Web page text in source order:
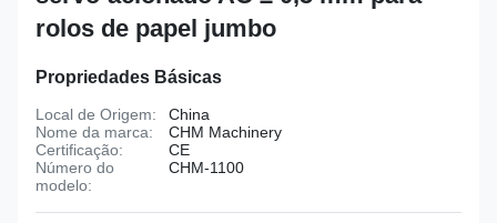
rolos de papel jumbo
Propriedades Básicas
Local de Origem:
China
Nome da marca:
CHM Machinery
Certificação:
CE
Número do
modelo:
CHM-1100